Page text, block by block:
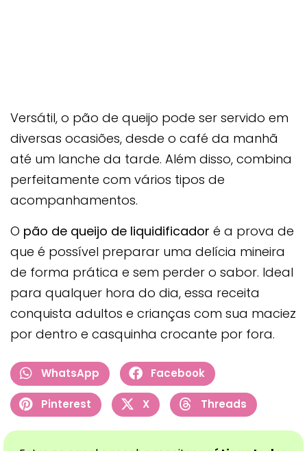
Versátil, o pão de queijo pode ser servido em
diversas ocasiões, desde o café da manhã
até um lanche da tarde. Além disso, combina
perfeitamente com vários tipos de
acompanhamentos.
O pão de queijo de liquidificador é a prova de
que é possível preparar uma delícia mineira
de forma prática e sem perder o sabor. Ideal
para qualquer hora do dia, essa receita
conquista adultos e crianças com sua maciez
por dentro e casquinha crocante por fora.
WhatsApp Facebook
Pinterest X Threads